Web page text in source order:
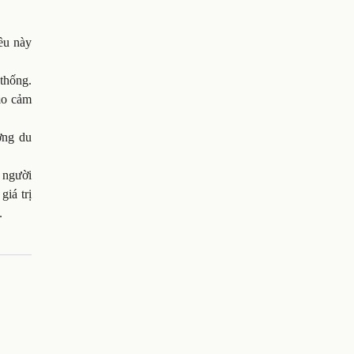
này
cảm
du
người
trị